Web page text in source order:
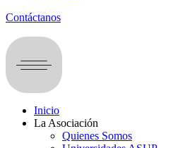
Contáctanos
Inicio
La Asociación
Quienes Somos